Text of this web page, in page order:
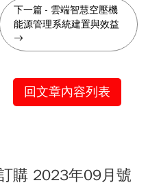
下一篇 - 雲端智慧空壓機
能源管理系統建置與效益
回文章內容列表
購 2023年09月號